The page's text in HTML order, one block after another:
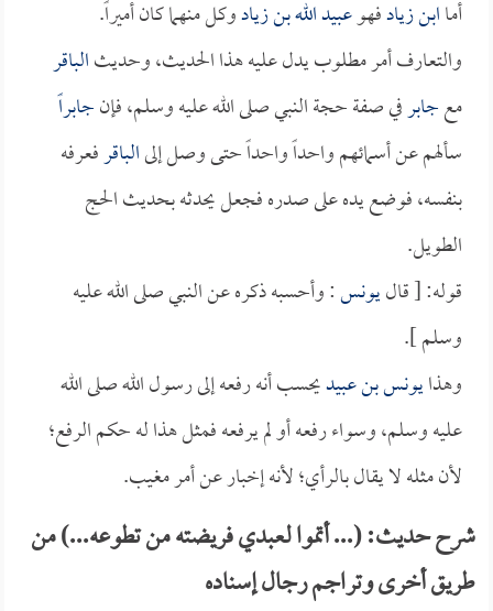
أماابن زيادفهوعبيد الله بن زيادوكل منهما كان أميراً.
والتعارف أمر مطلوب يدل عليه هذا الحديث، وحديثالباقر
معجابرفي صفة حجة النبي صلى الله عليه وسلم، فإنجابراً
سألهم عن أسمائهم واحداً واحداً حتى وصل إلىالباقرفعرفه
بنفسه، فوضع يده على صدره فجعل يحدثه بحديث الحج
الطويل.
قوله: [ قاليونس: وأحسبه ذكره عن النبي صلى الله عليه
وسلم ].
وهذايونس بن عبيديحسب أنه رفعه إلى رسول الله صلى الله
عليه وسلم، وسواء رفعه أو لم يرفعه فمثل هذا له حكم الرفع؛
لأن مثله لا يقال بالرأي؛ لأنه إخبار عن أمر مغيب.
شرح حديث: (... أتموا لعبدي فريضته من تطوعه...) من
طريق أخرى وتراجم رجال إسناده